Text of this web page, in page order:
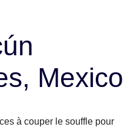
Mexico
à couper le souffle pour